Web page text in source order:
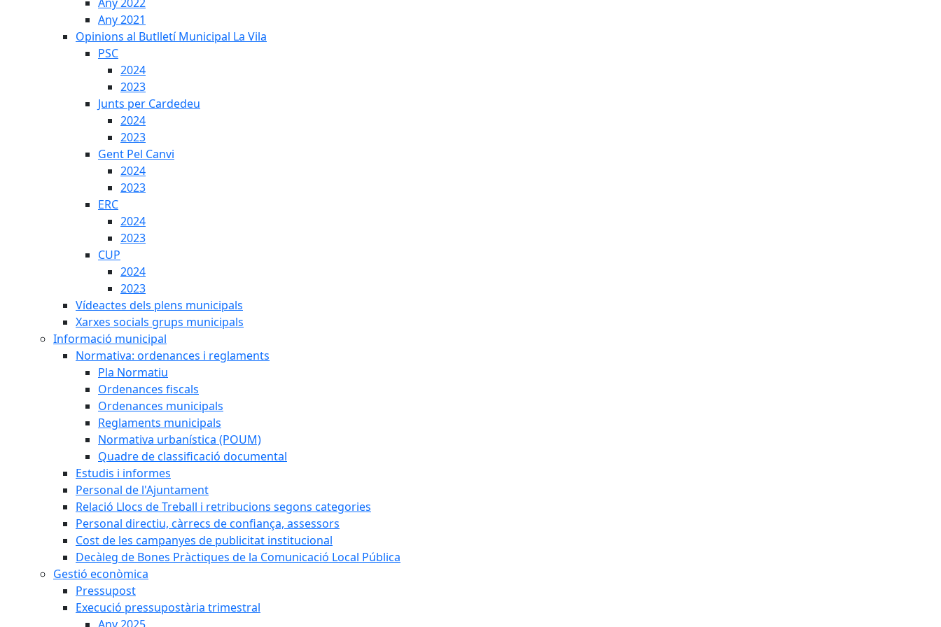
Any 2021
Opinions al Butlletí Municipal La Vila
PSC
2024
2023
Junts per Cardedeu
2024
2023
Gent Pel Canvi
2024
2023
ERC
2024
2023
CUP
2024
2023
Vídeactes dels plens municipals
Xarxes socials grups municipals
Informació municipal
Normativa: ordenances i reglaments
Pla Normatiu
Ordenances fiscals
Ordenances municipals
Reglaments municipals
Normativa urbanística (POUM)
Quadre de classificació documental
Estudis i informes
Personal de l'Ajuntament
Relació Llocs de Treball i retribucions segons categories
Personal directiu, càrrecs de confiança, assessors
Cost de les campanyes de publicitat institucional
Decàleg de Bones Pràctiques de la Comunicació Local Pública
Gestió econòmica
Pressupost
Execució pressupostària trimestral